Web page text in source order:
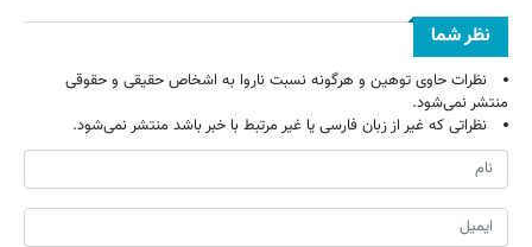
نظر شما
نظرات حاوی توهین و هرگونه نسبت ناروا به اشخاص حقیقی و حقوقی
منتشر نمی‌شود.
نظراتی که غیر از زبان فارسی یا غیر مرتبط با خبر باشد منتشر نمی‌شود.